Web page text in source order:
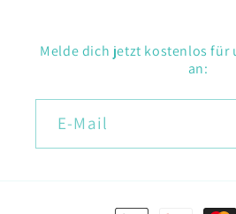
Melde dich jetzt kostenlos für
an:
E-Mail